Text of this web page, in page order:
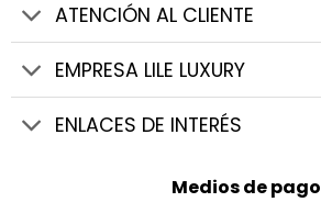
ATENCIÓN AL CLIENTE
EMPRESA LILE LUXURY
ENLACES DE INTERÉS
Medios de pago